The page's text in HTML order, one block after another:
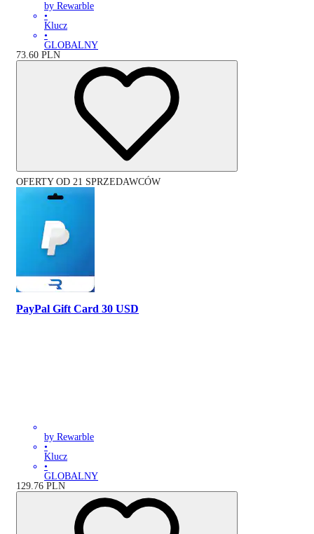
by Rewarble
•
Klucz
•
GLOBALNY
73.60 PLN
OFERTY OD 21 SPRZEDAWCÓW
PayPal Gift Card 30 USD
by Rewarble
•
Klucz
•
GLOBALNY
129.76 PLN